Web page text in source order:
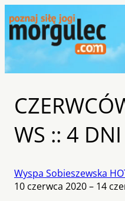
WS :: 4 DNI
Wyspa Sobieszewska
10 czerwca 2020 – 14